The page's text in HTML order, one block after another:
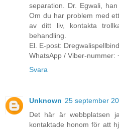
separation. Dr. Egwali,
Om du har problem med
av ditt liv, kontakta
behandling.
El. E-post:
WhatsApp / Viber-nummer:
Svara
Unknown 25 september
Det här är webbplatsen
kontaktade honom för att